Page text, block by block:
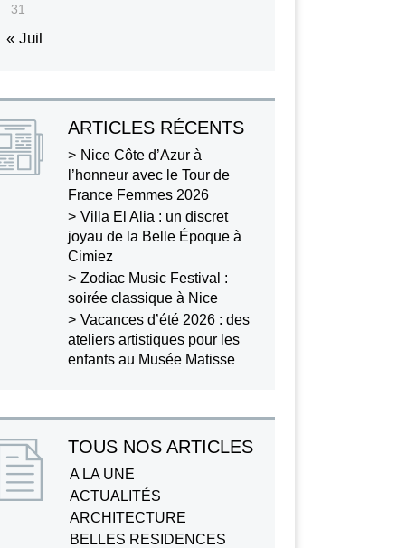
31
« Juil
ARTICLES RÉCENTS
Nice Côte d’Azur à
l’honneur avec le Tour de
France Femmes 2026
Villa El Alia : un discret
joyau de la Belle Époque à
Cimiez
Zodiac Music Festival :
soirée classique à Nice
Vacances d’été 2026 : des
ateliers artistiques pour les
enfants au Musée Matisse
TOUS NOS ARTICLES
A LA UNE
ACTUALITÉS
ARCHITECTURE
BELLES RESIDENCES